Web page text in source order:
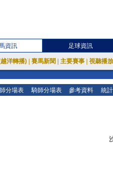
資訊 足球資訊
洋轉播) 賽馬新聞 主要賽事 視聽播
分場表 騎師分場表 參考資料 統